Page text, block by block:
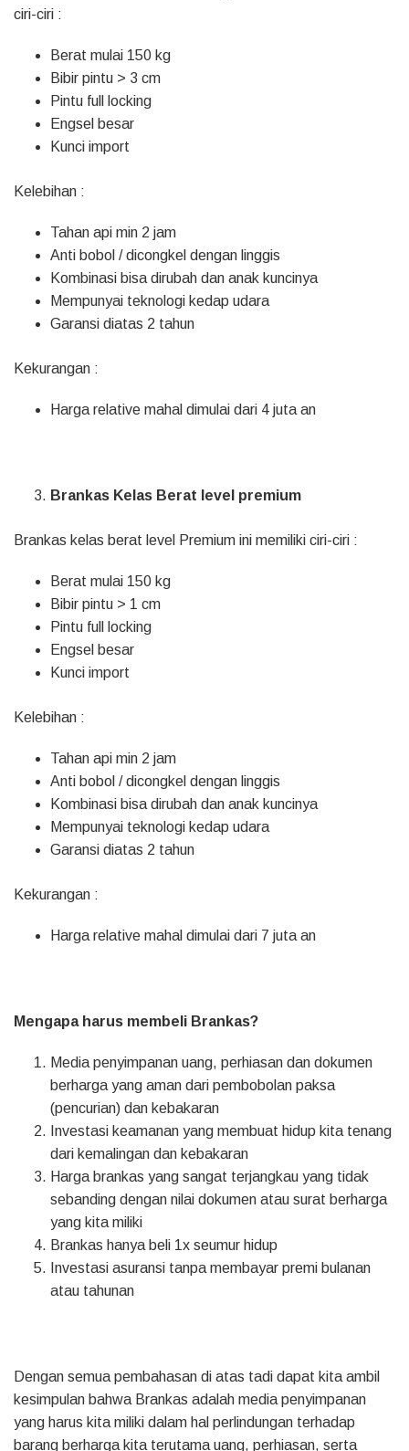
ciri-ciri :
Berat mulai 150 kg
Bibir pintu > 3 cm
Pintu full locking
Engsel besar
Kunci import
Kelebihan :
Tahan api min 2 jam
Anti bobol / dicongkel dengan linggis
Kombinasi bisa dirubah dan anak kuncinya
Mempunyai teknologi kedap udara
Garansi diatas 2 tahun
Kekurangan :
Harga relative mahal dimulai dari 4 juta an
Brankas Kelas Berat level premium
Brankas kelas berat level Premium ini memiliki ciri-ciri :
Berat mulai 150 kg
Bibir pintu > 1 cm
Pintu full locking
Engsel besar
Kunci import
Kelebihan :
Tahan api min 2 jam
Anti bobol / dicongkel dengan linggis
Kombinasi bisa dirubah dan anak kuncinya
Mempunyai teknologi kedap udara
Garansi diatas 2 tahun
Kekurangan :
Harga relative mahal dimulai dari 7 juta an
Mengapa harus membeli Brankas?
Media penyimpanan uang, perhiasan dan dokumen
berharga yang aman dari pembobolan paksa
(pencurian) dan kebakaran
Investasi keamanan yang membuat hidup kita tenang
dari kemalingan dan kebakaran
Harga brankas yang sangat terjangkau yang tidak
sebanding dengan nilai dokumen atau surat berharga
yang kita miliki
Brankas hanya beli 1x seumur hidup
Investasi asuransi tanpa membayar premi bulanan
atau tahunan
Dengan semua pembahasan di atas tadi dapat kita ambil
kesimpulan bahwa Brankas adalah media penyimpanan
yang harus kita miliki dalam hal perlindungan terhadap
barang berharga kita terutama uang, perhiasan, serta